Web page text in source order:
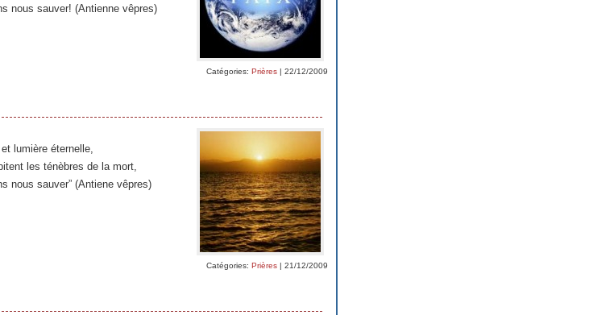
nous sauver! (Antienne vêpres)
Catégories: Prières| 22/12/2009
lumière éternelle,
les ténèbres de la mort,
nous sauver” (Antiene vêpres)
Catégories: Prières| 21/12/2009